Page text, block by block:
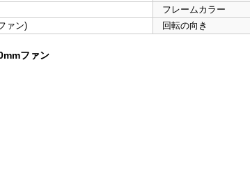
フレームカラー
ァン) 回転の向き
ファン